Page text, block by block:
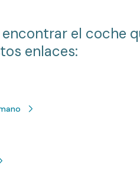
encontrar el coche
enlaces: